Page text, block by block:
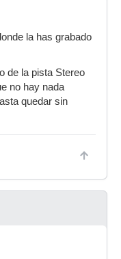
la has grabado
de la pista Stereo
no hay nada
quedar sin